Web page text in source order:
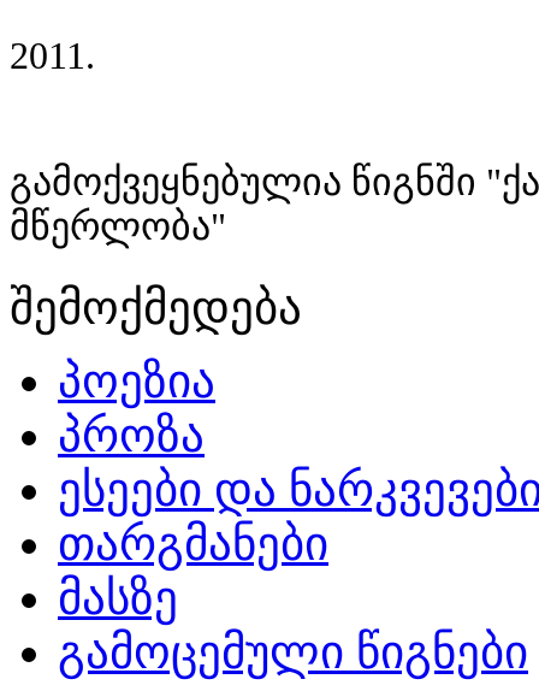
2011.
გამოქვეყნებულია წიგნში
მწერლობა"
შემოქმედება
პოეზია
პროზა
ესეები და
თარგმანები
მასზე
გამოცემული წიგნები